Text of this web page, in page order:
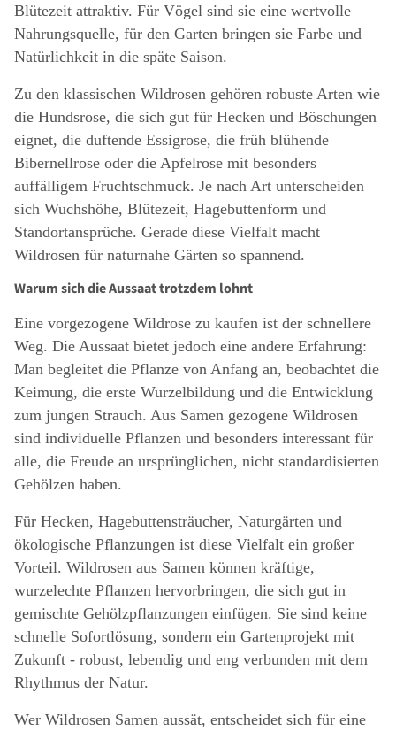
Blütezeit attraktiv. Für Vögel sind sie eine wertvolle
Nahrungsquelle, für den Garten bringen sie Farbe und
Natürlichkeit in die späte Saison.
Zu den klassischen Wildrosen gehören robuste Arten wie
die Hundsrose, die sich gut für Hecken und Böschungen
eignet, die duftende Essigrose, die früh blühende
Bibernellrose oder die Apfelrose mit besonders
auffälligem Fruchtschmuck. Je nach Art unterscheiden
sich Wuchshöhe, Blütezeit, Hagebuttenform und
Standortansprüche. Gerade diese Vielfalt macht
Wildrosen für naturnahe Gärten so spannend.
Warum sich die Aussaat trotzdem lohnt
Eine vorgezogene Wildrose zu kaufen ist der schnellere
Weg. Die Aussaat bietet jedoch eine andere Erfahrung:
Man begleitet die Pflanze von Anfang an, beobachtet die
Keimung, die erste Wurzelbildung und die Entwicklung
zum jungen Strauch. Aus Samen gezogene Wildrosen
sind individuelle Pflanzen und besonders interessant für
alle, die Freude an ursprünglichen, nicht standardisierten
Gehölzen haben.
Für Hecken, Hagebuttensträucher, Naturgärten und
ökologische Pflanzungen ist diese Vielfalt ein großer
Vorteil. Wildrosen aus Samen können kräftige,
wurzelechte Pflanzen hervorbringen, die sich gut in
gemischte Gehölzpflanzungen einfügen. Sie sind keine
schnelle Sofortlösung, sondern ein Gartenprojekt mit
Zukunft - robust, lebendig und eng verbunden mit dem
Rhythmus der Natur.
Wer Wildrosen Samen aussät, entscheidet sich für eine